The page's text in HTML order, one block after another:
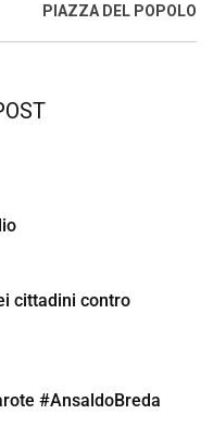
PIAZZA DEL POPOLO
cittadini contro
#AnsaldoBreda